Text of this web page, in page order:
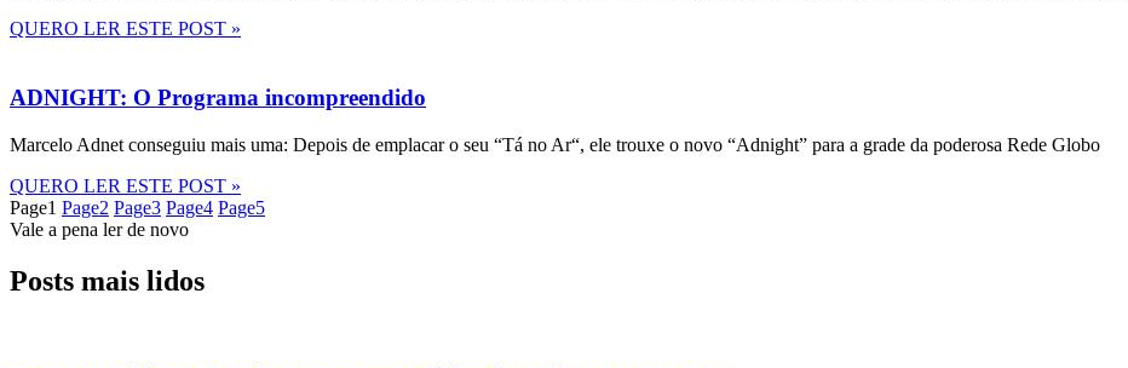
QUERO LER ESTE POST »
ADNIGHT: O Programa incompreendido
Marcelo Adnet conseguiu mais uma: Depois de emplacar o seu “Tá no Ar“, ele trouxe o novo “Adnight” para a grade da poderosa Rede Globo
QUERO LER ESTE POST »
Page1 Page2 Page3 Page4 Page5
Vale a pena ler de novo
Posts mais lidos